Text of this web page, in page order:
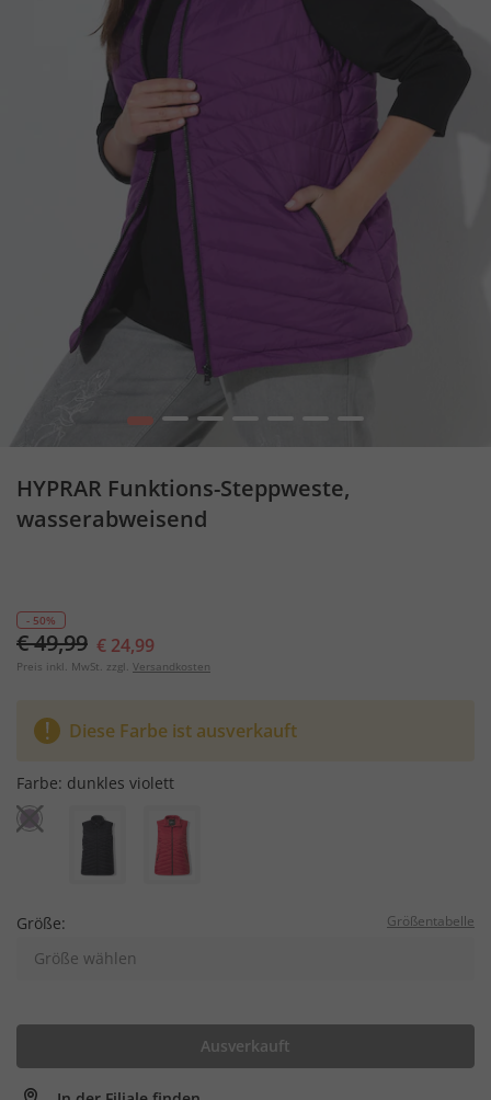
1 2 3 4 5 6 7
HYPRAR Funktions-Steppweste,
wasserabweisend
- 50%
€ 49,99 € 24,99
Preis inkl. MwSt. zzgl. Versandkosten
Diese Farbe ist ausverkauft
Farbe: dunkles violett
Größe: Größentabelle
Größe wählen
Ausverkauft